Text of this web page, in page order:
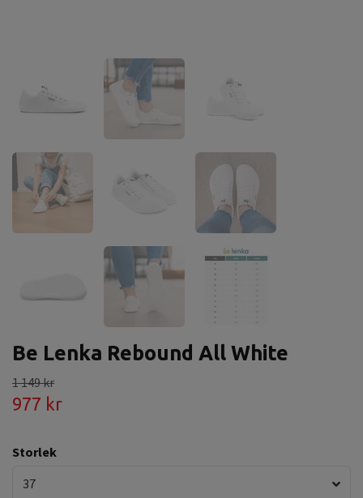
Be Lenka Rebound All White
1 149 kr
977 kr
Storlek
37